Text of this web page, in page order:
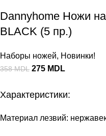
Dannyhome Ножи
BLACK (5 пр.)
Наборы ножей, Новинки!
358MDL 275 MDL
Характеристики:
Материал лезвий: